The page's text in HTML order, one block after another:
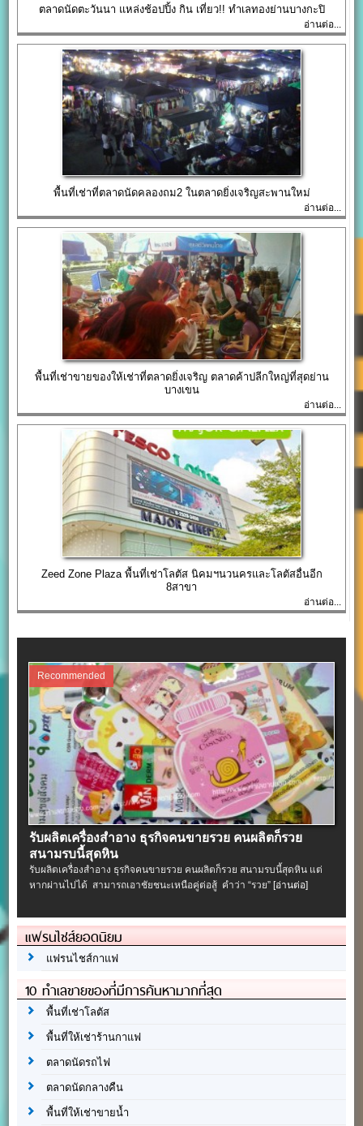
ตลาดนัดตะวันนา แหล่งช้อปปิ้ง กิน เที่ยว!! ทำเลทองย่านบางกะปิ
อ่านต่อ...
พื้นที่เช่าที่ตลาดนัดคลองถม2 ในตลาดยิ่งเจริญสะพานใหม่
อ่านต่อ...
พื้นที่เช่าขายของให้เช่าที่ตลาดยิ่งเจริญ ตลาดค้าปลีกใหญ่ที่สุดย่าน
บางเขน
อ่านต่อ...
Zeed Zone Plaza พื้นที่เช่าโลตัส นิคมฯนวนครและโลตัสอื่นอีก
8สาขา
อ่านต่อ...
Recommended
รับผลิตเครื่องสําอาง ธุรกิจคนขายรวย คนผลิตก็รวย
สนามรบนี้สุดหิน
รับผลิตเครื่องสําอาง ธุรกิจคนขายรวย คนผลิตก็รวย สนามรบนี้สุดหิน แต่
หากผ่านไปได้ สามารถเอาชัยชนะเหนือคู่ต่อสู้ คำว่า “รวย” [อ่านต่อ]
แฟรนไชส์ยอดนิยม
แฟรนไชส์กาแฟ
10 ทำเลขายของที่มีการค้นหามากที่สุด
พื้นที่เช่าโลตัส
พื้นที่ให้เช่าร้านกาแฟ
ตลาดนัดรถไฟ
ตลาดนัดกลางคืน
พื้นที่ให้เช่าขายน้ำ